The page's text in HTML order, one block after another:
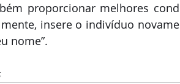
proporcionar melhores
insere o indivíduo
nome”.